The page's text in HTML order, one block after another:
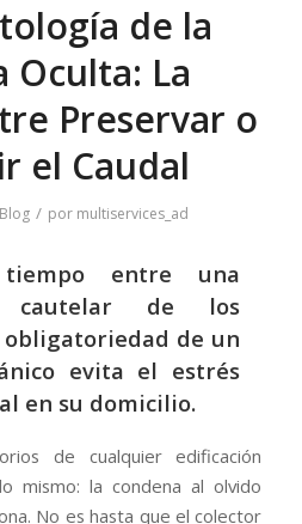
de la
Oculta: La
Preservar o
el Caudal
Blog / por multiservices_ad
entre una
cautelar de los
obligatoriedad de un
evita el estrés
en su domicilio.
de cualquier edificación
mismo: la condena al olvido
No es hasta que el colector